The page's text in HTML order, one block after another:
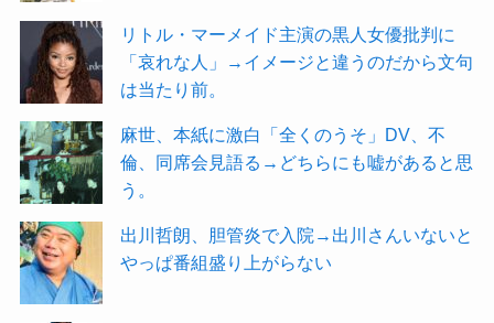
リトル・マーメイド主演の黒人女優批判に
「哀れな人」→イメージと違うのだから文句
は当たり前。
麻世、本紙に激白「全くのうそ」DV、不
倫、同席会見語る→どちらにも嘘があると思
う。
出川哲朗、胆管炎で入院→出川さんいないと
やっぱ番組盛り上がらない